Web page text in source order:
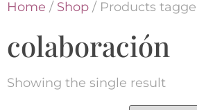
Home / Shop / Products
colaboración
Showing the single result